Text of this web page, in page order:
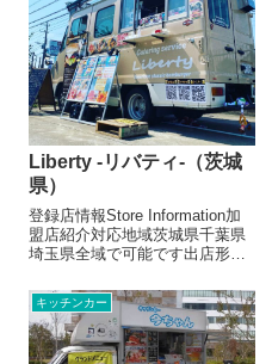
Liberty -リバティ-（茨城
県）
登録店情報Store Information加
盟店紹介対応地域茨城県千葉県
埼玉県全域で可能です出店形態
売・取扱品目American Classic
hamburgerオリジナルオーロラ
ソースに130gオーバーのど...
キッチンカー